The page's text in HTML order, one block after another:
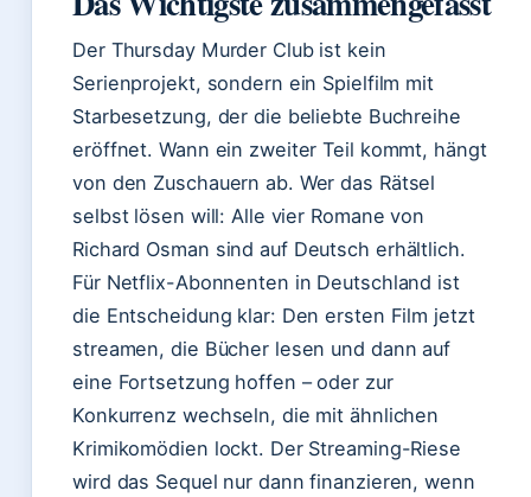
Der Thursday Murder Club ist kein
Serienprojekt, sondern ein Spielfilm mit
Starbesetzung, der die beliebte Buchreihe
eröffnet. Wann ein zweiter Teil kommt, hängt
von den Zuschauern ab. Wer das Rätsel
selbst lösen will: Alle vier Romane von
Richard Osman sind auf Deutsch erhältlich.
Für Netflix-Abonnenten in Deutschland ist
die Entscheidung klar: Den ersten Film jetzt
streamen, die Bücher lesen und dann auf
eine Fortsetzung hoffen – oder zur
Konkurrenz wechseln, die mit ähnlichen
Krimikomödien lockt. Der Streaming-Riese
wird das Sequel nur dann finanzieren, wenn